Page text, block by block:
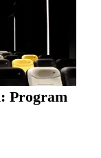
Program